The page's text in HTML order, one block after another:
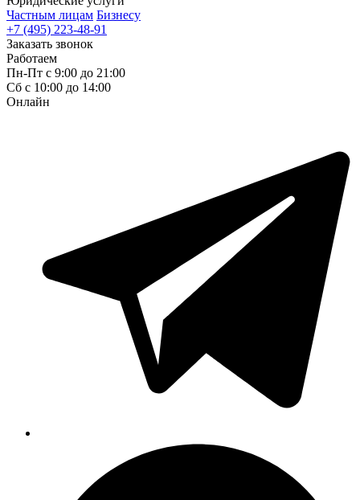
Частным лицам Бизнесу
+7 (495) 223-48-91
Заказать звонок
Работаем
Пн-Пт с 9:00 до 21:00
Сб с 10:00 до 14:00
Онлайн